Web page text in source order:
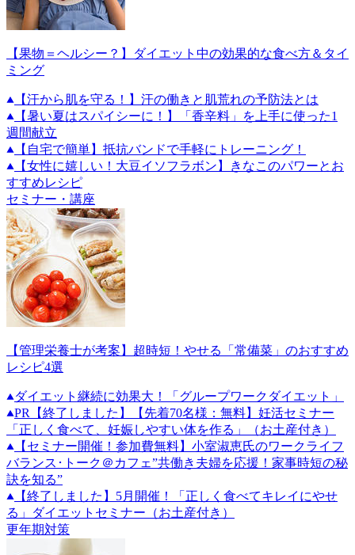
【果物＝ヘルシー？】ダイエット中の効果的な食べ方＆タイ
ミング
【汗から肌を守る！】汗の働きと肌荒れの予防法とは
【暑い夏はスパイシーに！】「香辛料」を上手に使った1
週間献立
【自宅で簡単】抵抗バンドで手軽にトレーニング！
【女性に嬉しい！大豆イソフラボン】きなこのパワーとお
すすめレシピ
セミナー・講座
【管理栄養士が考案】超時短！やせる「常備菜」のおすすめ
レシピ4選
ダイエット継続に効果大！「グループワークダイエット」
PR 【終了しました】【先着70名様：無料】妊活セミナー
「正しく食べて、妊娠しやすい体を作る」（お土産付き）
【セミナー開催！参加費無料】小室淑恵氏のワークライフ
バランス･トーク＠カフェ”共働き夫婦を応援！家事時短の秘
訣を知る”
【終了しました】5月開催！「正しく食べてキレイにやせ
る」ダイエットセミナー（お土産付き）
更年期対策